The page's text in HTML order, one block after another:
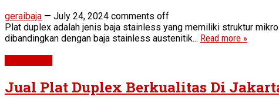
geraibaja — July 24, 2024 comments off
Plat duplex adalah jenis baja stainless yang memiliki struktur
dibandingkan dengan baja stainless austenitik... Read more »
Jual Plat Duplex Berkualitas Di